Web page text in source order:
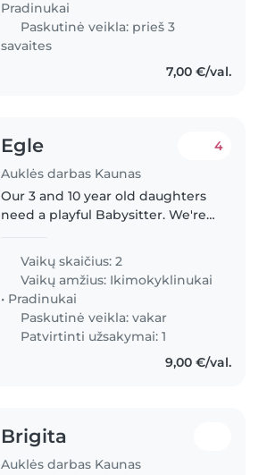
Pradinukai
Paskutinė veikla: prieš 3
savaites
7,00 €/val.
Egle
Auklės darbas Kaunas
4
Our 3 and 10 year old daughters
need a playful Babysitter. We're
active enojoys arts & can come
up with ideas to keep different
age girls engaged
Vaikų skaičius: 2
Vaikų amžius: Ikimokyklinukai
• Pradinukai
Paskutinė veikla: vakar
Patvirtinti užsakymai: 1
9,00 €/val.
Brigita
Auklės darbas Kaunas